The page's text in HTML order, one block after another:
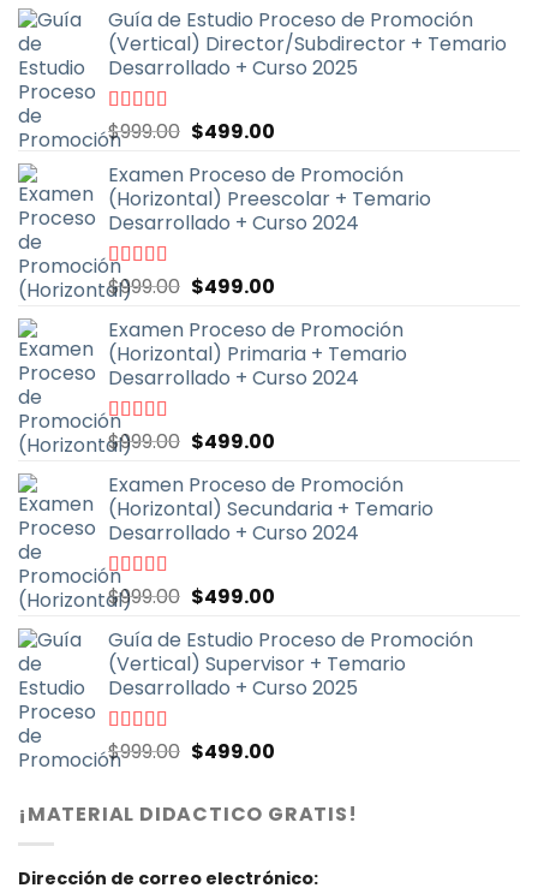
Guía de Estudio Proceso de Promoción
(Vertical) Director/Subdirector + Temario
Desarrollado + Curso 2025
Valorado
con
5
$999.00 El
original
era:
$999.00.
$499.00El
actual
es:
$499.00.
Examen Proceso de Promoción
(Horizontal) Preescolar + Temario
Desarrollado + Curso 2024
Valorado
con
5
$999.00 El
original
era:
$999.00.
$499.00El
actual
es:
$499.00.
Examen Proceso de Promoción
(Horizontal) Primaria + Temario
Desarrollado + Curso 2024
Valorado
con
5
$999.00 El
original
era:
$999.00.
$499.00El
actual
es:
$499.00.
Examen Proceso de Promoción
(Horizontal) Secundaria + Temario
Desarrollado + Curso 2024
Valorado
con
5
$999.00 El
original
era:
$999.00.
$499.00El
actual
es:
$499.00.
Guía de Estudio Proceso de Promoción
(Vertical) Supervisor + Temario
Desarrollado + Curso 2025
Valorado
con
$999.00 El
original
era:
$499.00El
actual
es:
¡MATERIAL DIDACTICO GRATIS!
Dirección de correo electrónico: